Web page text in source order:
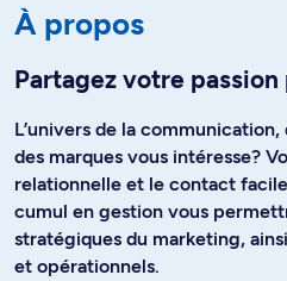
À propos
Partagez votre
L’univers de la
des marques vous intéresse?
relationnelle et le contact
cumul en gestion vous
stratégiques du marketing,
et opérationnels.